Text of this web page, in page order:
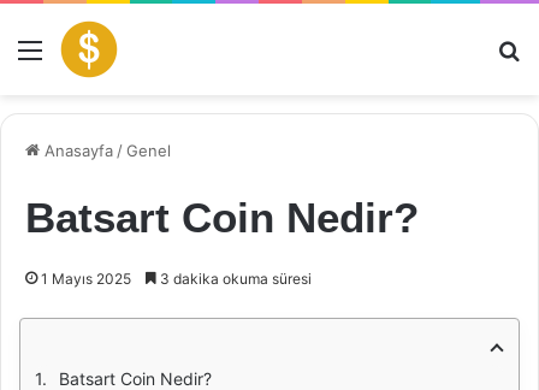
Menü
Anasayfa /Genel
Batsart Coin Nedir?
1 Mayıs 2025 3 dakika okuma süresi
Batsart Coin Nedir?